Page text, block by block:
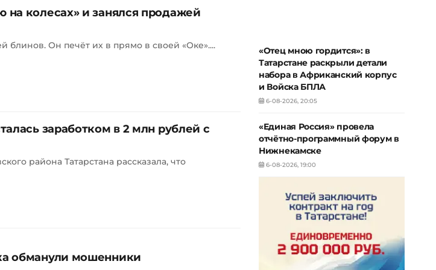
колесах» и занялся продажей
Он печёт их в прямо в своей «Оке»....
заработком в 2 млн рублей с
района Татарстана рассказала, что
обманули мошенники
«Отец мною гордится»: в
Татарстане раскрыли детали
набора в Африканский корпус
и Войска БПЛА
6-08-2026, 20:05
«Единая Россия» провела
отчётно-программный форум в
Нижнекамске
6-08-2026, 19:00